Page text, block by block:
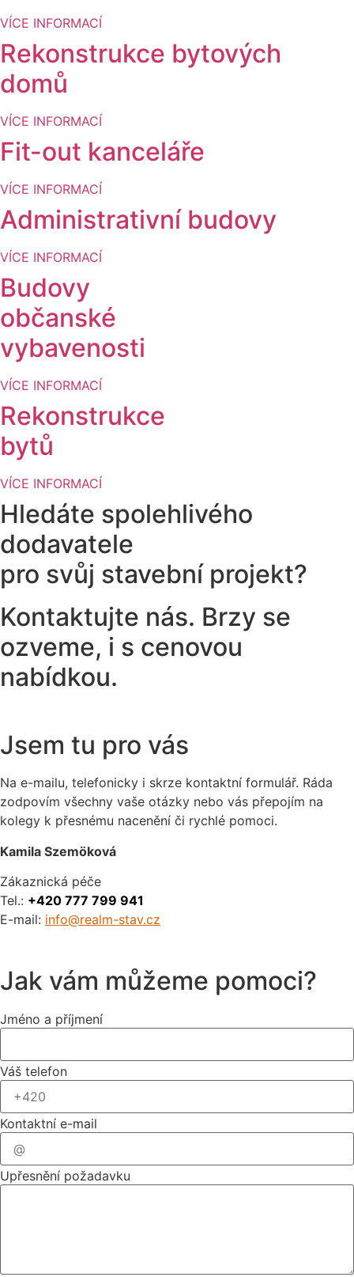
VÍCE INFORMACÍ
Rekonstrukce bytových
domů
VÍCE INFORMACÍ
Fit-out kanceláře
VÍCE INFORMACÍ
Administrativní budovy
VÍCE INFORMACÍ
Budovy
občanské
vybavenosti
VÍCE INFORMACÍ
Rekonstrukce
bytů
VÍCE INFORMACÍ
Hledáte spolehlivého
dodavatele
pro svůj stavební projekt?
Kontaktujte nás. Brzy se
ozveme, i s cenovou
nabídkou.
Jsem tu pro vás
Na e-mailu, telefonicky i skrze kontaktní formulář. Ráda
zodpovím všechny vaše otázky nebo vás přepojím na
kolegy k přesnému nacenění či rychlé pomoci.
Kamila Szemöková
Zákaznická péče
Tel.: +420 777 799 941
E-mail: info@realm-stav.cz
Jak vám můžeme pomoci?
Jméno a příjmení
Váš telefon
Kontaktní e-mail
Upřesnění požadavku